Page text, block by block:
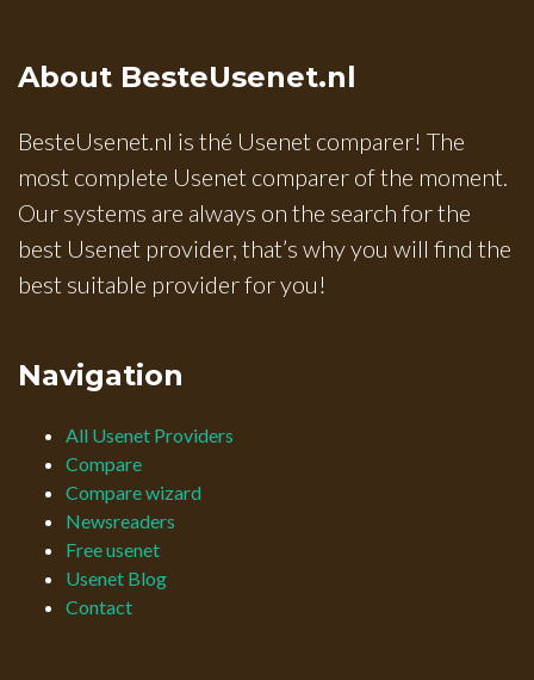
About BesteUsenet.nl
BesteUsenet.nl is thé Usenet comparer! The
most complete Usenet comparer of the moment.
Our systems are always on the search for the
best Usenet provider, that’s why you will find the
best suitable provider for you!
Navigation
All Usenet Providers
Compare
Compare wizard
Newsreaders
Free usenet
Usenet Blog
Contact